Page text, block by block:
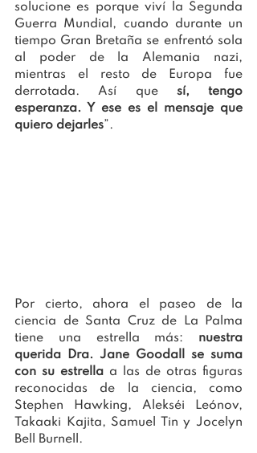
solucione es porque viví la Segunda
Guerra Mundial, cuando durante un
tiempo Gran Bretaña se enfrentó sola
al poder de la Alemania nazi,
mientras el resto de Europa fue
derrotada. Así que sí, tengo
esperanza. Y ese es el mensaje que
quiero dejarles”.
Por cierto, ahora el paseo de la
ciencia de Santa Cruz de La Palma
tiene una estrella más: nuestra
querida Dra. Jane Goodall se suma
con su estrella a las de otras figuras
reconocidas de la ciencia, como
Stephen Hawking, Alekséi Leónov,
Takaaki Kajita, Samuel Tin y Jocelyn
Bell Burnell.